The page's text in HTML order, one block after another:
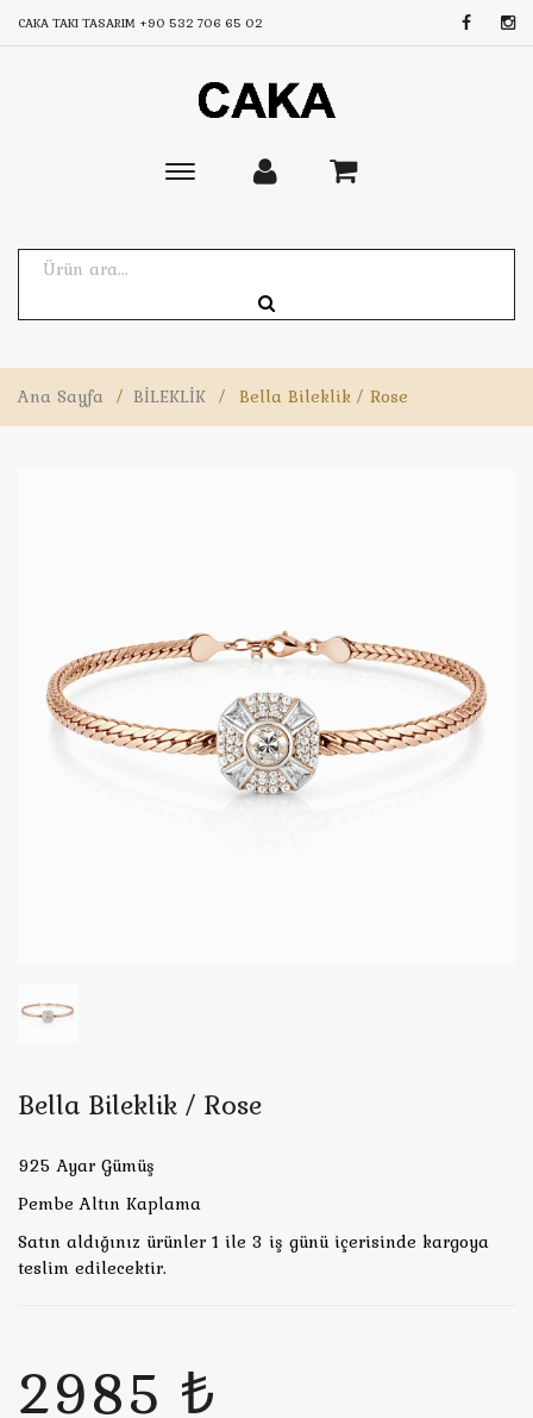
CAKA TAKI TASARIM +90 532 706 65 02
Toggle
Ana Sayfa / BİLEKLİK / Bella Bileklik / Rose
Bella Bileklik / Rose
925 Ayar Gümüş
Pembe Altın Kaplama
Satın aldığınız ürünler 1 ile 3 iş günü içerisinde kargoya
teslim edilecektir.
2985 ₺